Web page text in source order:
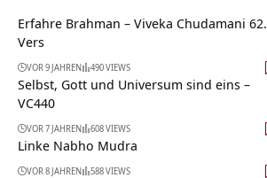
Erfahre Brahman – Viveka Chudamani 62.
Vers
VOR 9 JAHREN 490 VIEWS
Selbst, Gott und Universum sind eins –
VC440
VOR 7 JAHREN 608 VIEWS
Linke Nabho Mudra
VOR 8 JAHREN 588 VIEWS